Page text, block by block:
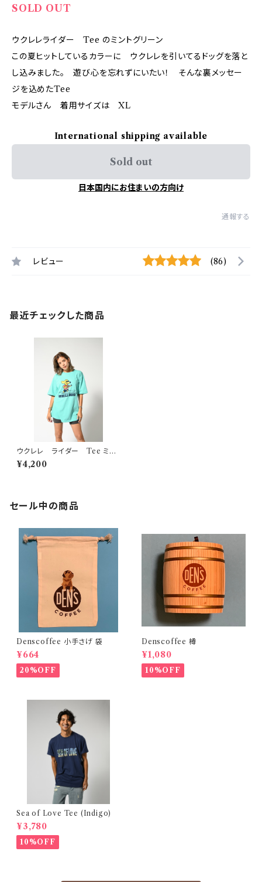
SOLD OUT
ウクレレライダー Tee のミントグリーン
この夏ヒットしているカラーに ウクレレを引いてるドッグを落と
し込みました。 遊び心を忘れずにいたい！ そんな裏メッセー
ジを込めたTee
モデルさん 着用サイズは XL
International shipping available
Sold out
日本国内にお住まいの方向け
通報する
レビュー (86)
最近チェックした商品
ウクレレ ライダー Tee ミン
トグリーン
¥4,200
セール中の商品
Denscoffee 小手さげ 袋
¥664
20%OFF
Denscoffee 樽
¥1,080
10%OFF
Sea of Love Tee (Indigo)
¥3,780
10%OFF